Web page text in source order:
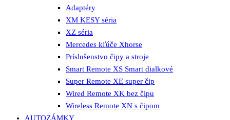
Adaptéry
XM KESY séria
XZ séria
Mercedes kľúče Xhorse
Príslušenstvo čipy a stroje
Smart Remote XS Smart dialkové
Super Remote XE super čip
Wired Remote XK bez čipu
Wireless Remote XN s čipom
AUTOZÁMKY